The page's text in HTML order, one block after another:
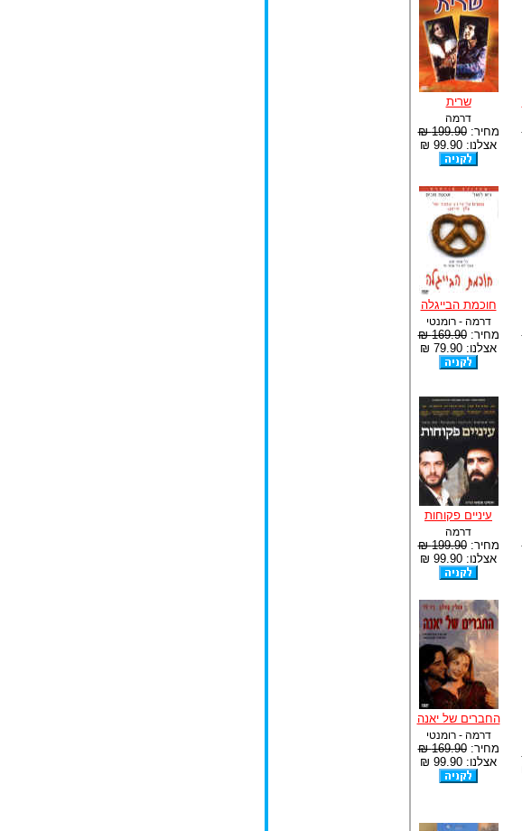
שרית
דרמה
מחיר:199.90 ₪
אצלנו: 99.90 ₪
חוכמת הבייגלה
דרמה - רומנטי
מחיר:169.90 ₪
אצלנו: 79.90 ₪
עיניים פקוחות
דרמה
מחיר:199.90 ₪
אצלנו: 99.90 ₪
החברים של יאנה
דרמה - רומנטי
מחיר:169.90 ₪
אצלנו: 99.90 ₪